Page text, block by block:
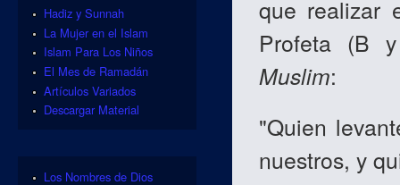
que realizar
Profeta (B
Muslim:
"Quien
nuestros, y
Hadiz y Sunnah
La Mujer en el Islam
Islam Para Los Niños
El Mes de Ramadán
Artículos Variados
Descargar Material
Los Nombres de Dios